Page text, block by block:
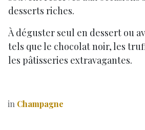
desserts riches.
À déguster seul en dessert ou
tels que le chocolat noir, les
les pâtisseries extravagantes.
in Champagne